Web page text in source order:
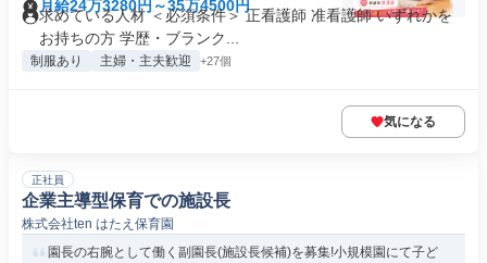
月給24万3280円～35万4500円
求めている人材 ＜必須条件＞ 正看護師 准看護師 いずれかを
お持ちの方 学歴・ブランク...
制服あり 主婦・主夫歓迎 +27個
気になる
正社員
企業主導型保育での施設長
株式会社ten はたえ保育園
園長の右腕として働く副園長(施設長候補)を募集!小規模園にて子ど